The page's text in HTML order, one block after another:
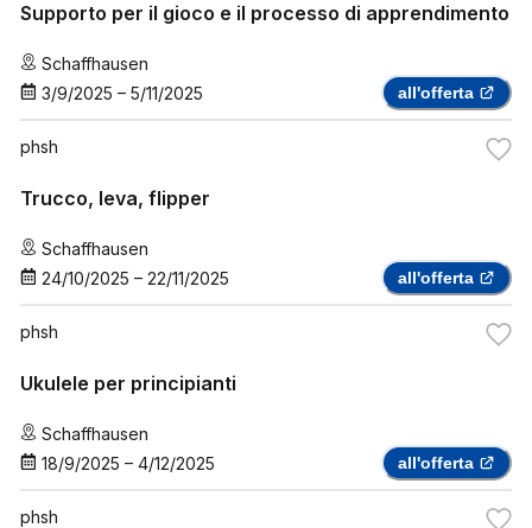
Supporto per il gioco e il processo di apprendimento
Schaffhausen
3/9/2025 – 5/11/2025 all'offerta
phsh
Trucco, leva, flipper
Schaffhausen
24/10/2025 – 22/11/2025 all'offerta
phsh
Ukulele per principianti
Schaffhausen
18/9/2025 – 4/12/2025 all'offerta
phsh